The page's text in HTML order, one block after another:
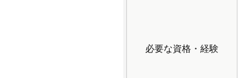
必要な資格・経験